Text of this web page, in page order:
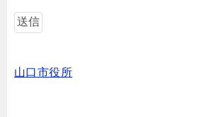
山口市役所